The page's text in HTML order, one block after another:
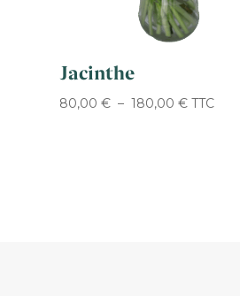
Jacinthe
80,00€ – 180,00€Plage
TTC